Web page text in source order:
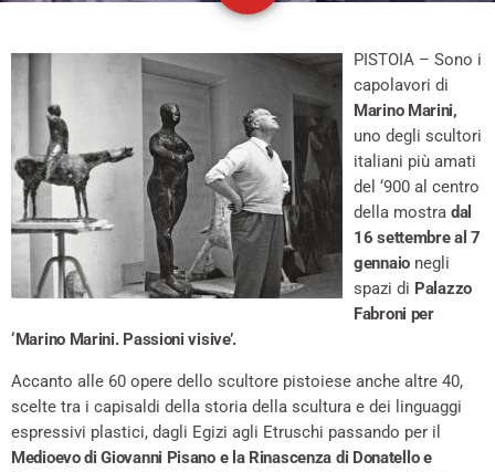
PISTOIA – Sono i
capolavori di
Marino Marini,
uno degli scultori
italiani più amati
del ‘900 al centro
della mostra dal
16 settembre al 7
gennaionegli
spazi di Palazzo
Fabroni per
‘Marino Marini. Passioni visive’.
Accanto alle 60 opere dello scultore pistoiese anche altre 40,
scelte tra i capisaldi della storia della scultura e dei linguaggi
espressivi plastici, dagli Egizi agli Etruschi passando per il
Medioevo di Giovanni Pisano e la Rinascenza di Donatello e